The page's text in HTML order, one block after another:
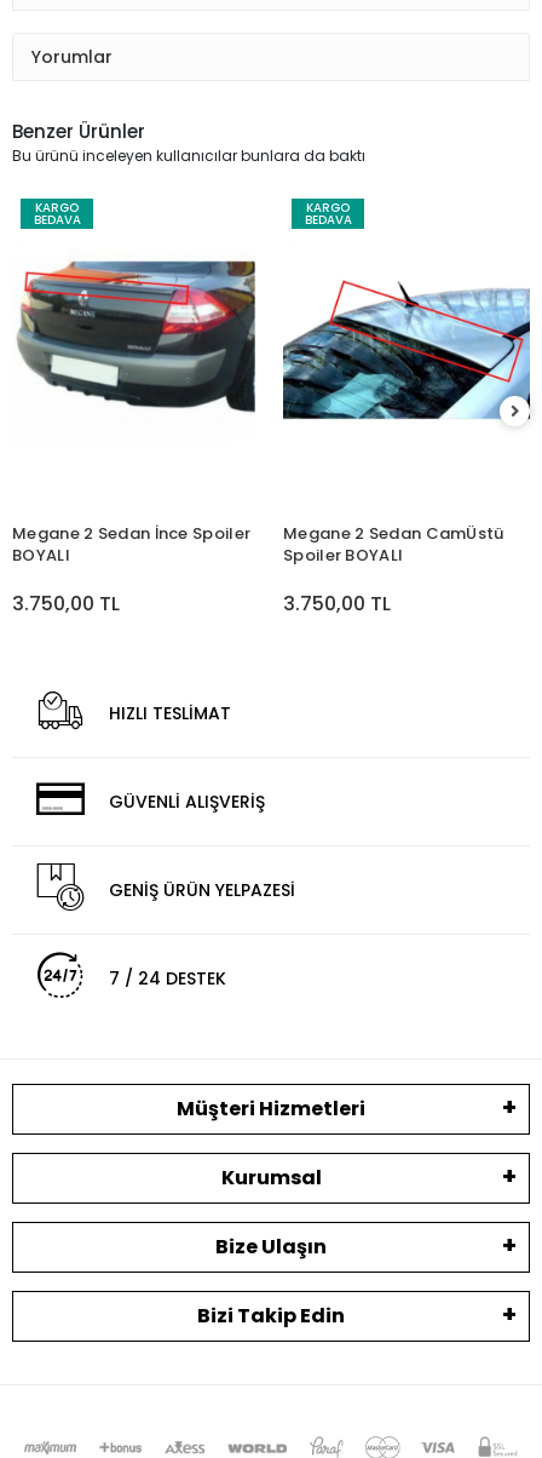
Yorumlar
Benzer Ürünler
Bu ürünü inceleyen kullanıcılar bunlara da baktı
KARGO
BEDAVA
Megane 2 Sedan İnce Spoiler
BOYALI
3.750,00 TL
KARGO
BEDAVA
Megane 2 Sedan CamÜstü
Spoiler BOYALI
3.750,00 TL
HIZLI TESLİMAT
GÜVENLİ ALIŞVERİŞ
GENİŞ ÜRÜN YELPAZESİ
7 / 24 DESTEK
Müşteri Hizmetleri
Kurumsal
Bize Ulaşın
Bizi Takip Edin